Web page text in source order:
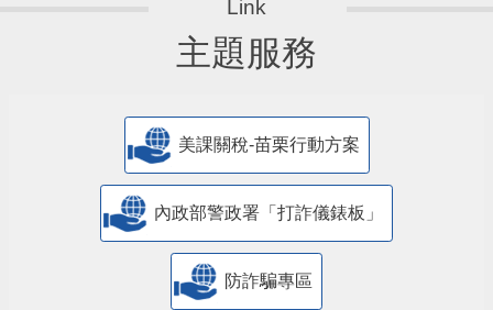
主題服務
美課關稅-苗栗行動方案
內政部警政署「打詐儀錶板」
防詐騙專區